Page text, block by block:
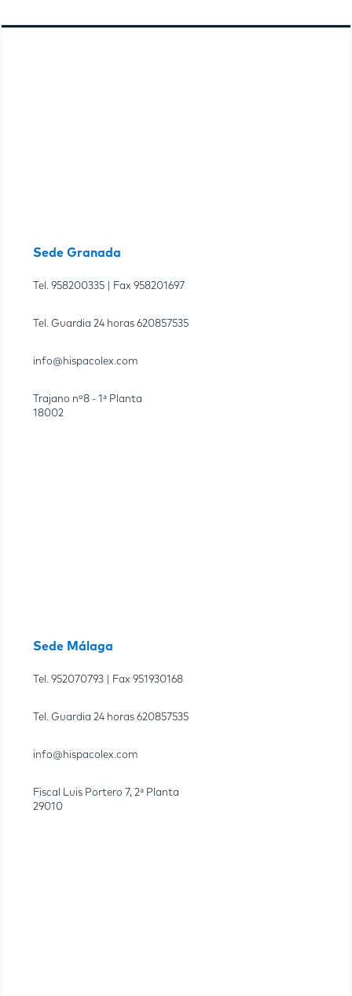
Sede Granada
Tel. 958200335 | Fax 958201697
Tel. Guardia 24 horas 620857535
info@hispacolex.com
Trajano nº8 - 1ª Planta
18002
Sede Málaga
Tel. 952070793 | Fax 951930168
Tel. Guardia 24 horas 620857535
info@hispacolex.com
Fiscal Luis Portero 7, 2ª Planta
29010